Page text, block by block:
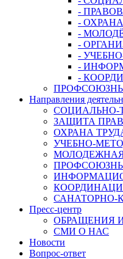
-
-
-
-
-
-
-
Направления
СОЦИАЛЬНО-
ЗАЩИТА
ОХРАНА
УЧЕБНО-
САНАТОРНО-
Пресс-центр
ОБРАЩЕНИЯ
СМИ О НАС
Новости
Вопрос-ответ